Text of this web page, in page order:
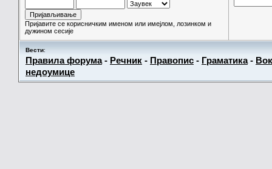
Пријавите се корисничким именом или имејлом, лозинком и
дужином сесије
Вести:
Правила форума- Речник - Правопис - Граматика-
недоумице